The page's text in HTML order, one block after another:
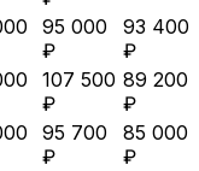
95 000
₽
93 400
₽
107 500
₽
89 200
₽
95 700
₽
85 000
₽